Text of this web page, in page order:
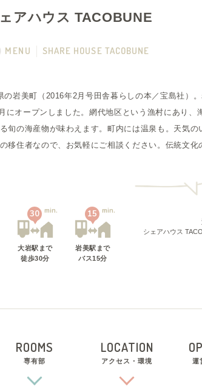
アハウス TACOBUNE
MENU SHARE HOUSE TACOBUNE
岩美町（2016年2月号田舎暮らしの本／宝島社）
にオープンしました。網代地区という漁村にあり、
旬の海産物が味わえます。町内には温泉も。天気の
移住者なので、お気軽にご相談ください。伝統文化
30 min.
大岩駅 まで
徒歩30分
15 min.
岩美駅 まで
バス15分
シェアハウス
ROOMS
専有部
LOCATION
アクセス・環境 運